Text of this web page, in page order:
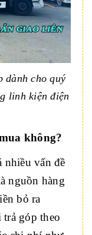
dành cho quý
linh kiện điện
không?
nhiều vấn đề
nguồn hàng
bỏ ra
góp theo